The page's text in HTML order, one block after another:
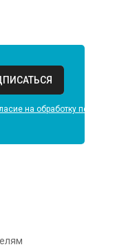
на обработку